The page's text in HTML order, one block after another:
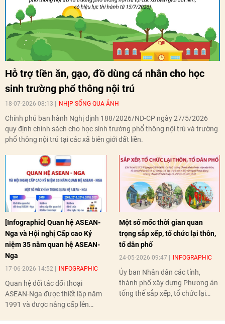
Hỗ trợ tiền ăn, gạo, đồ dùng cá nhân cho học
sinh trường phổ thông nội trú
18-07-2026 08:13 NHỊP SỐNG QUA ẢNH
Chính phủ ban hành Nghị định 188/2026/NĐ-CP ngày 27/5/2026
quy định chính sách cho học sinh trường phổ thông nội trú và trường
phổ thông nội trú tại các xã biên giới đất liền.
[Infographic] Quan hệ ASEAN-
Nga và Hội nghị Cấp cao Kỷ
niệm 35 năm quan hệ ASEAN-
Nga
17-06-2026 14:52 INFOGRAPHIC
Quan hệ đối tác đối thoại
ASEAN-Nga được thiết lập năm
1991 và được nâng cấp lên
Một số mốc thời gian quan
trọng sắp xếp, tổ chức lại thôn,
tổ dân phố
24-05-2026 09:47 INFOGRAPHIC
Ủy ban Nhân dân các tỉnh,
thành phố xây dựng Phương án
tổng thể sắp xếp, tổ chức lại